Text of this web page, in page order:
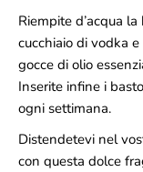
Riempite d’acqua
cucchiaio di vodka
gocce di olio
Inserite infine i
ogni settimana.
Distendetevi nel
con questa dolce